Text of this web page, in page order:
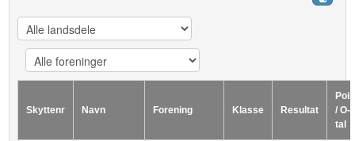
Skyttenr Navn Forening Klasse Resultat
/ O-
tal